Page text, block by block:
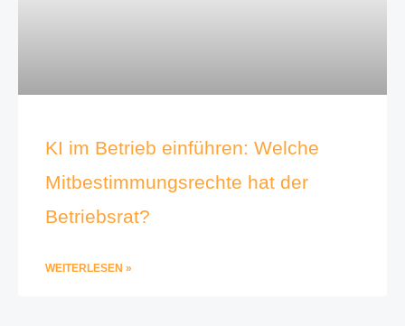
KI im Betrieb einführen: Welche
Mitbestimmungsrechte hat der
Betriebsrat?
WEITERLESEN »